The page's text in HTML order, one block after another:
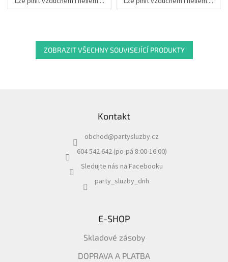
ZOBRAZIT VŠECHNY SOUVISEJÍCÍ PRODUKTY
Kontakt
obchod@partysluzby.cz
604 542 642 (po-pá 8:00-16:00)
Sledujte nás na Facebooku
party_sluzby_dnh
E-SHOP
Skladové zásoby
DOPRAVA A PLATBA